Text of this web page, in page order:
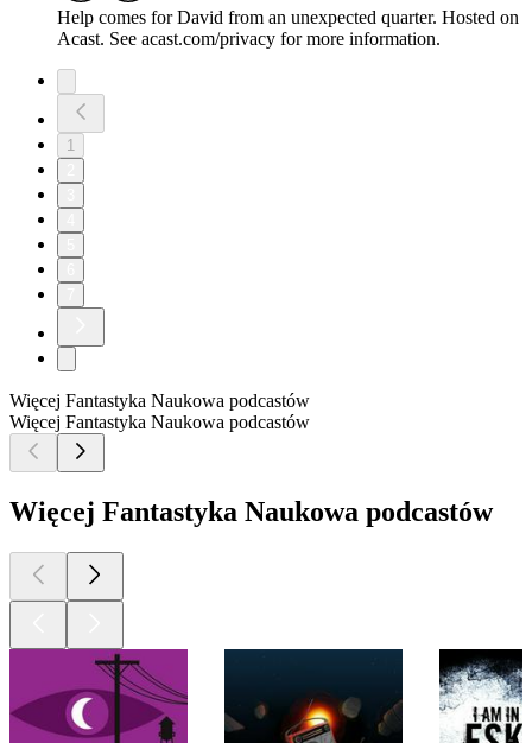
Help comes for David from an unexpected quarter. Hosted on
Acast. See acast.com/privacy for more information.
1
Więcej Fantastyka Naukowa podcastów
Więcej Fantastyka Naukowa podcastów
Więcej Fantastyka Naukowa podcastów